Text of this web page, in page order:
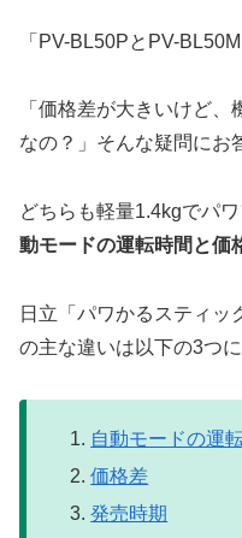
「PV-BL50PとPV-
「価格差が大きいけど
なの？」そんな疑問にお
どちらも軽量1.4kgでパ
動モードの運転時間と価
日立「パワかるスティッ
の主な違いは以下の3つに
自動モードの運
価格差
発売時期